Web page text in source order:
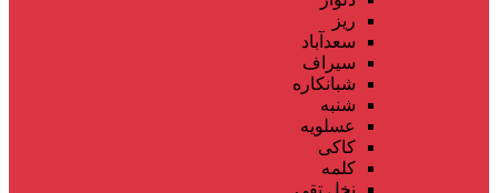
ریز
سعدآباد
سیراف
شبانکاره
شنبه
عسلویه
کاکی
کلمه
نخل تقی